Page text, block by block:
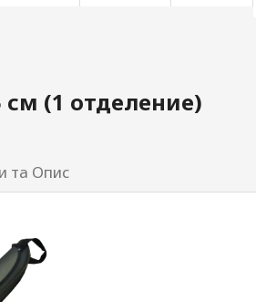
см (1 отделение)
та Опис